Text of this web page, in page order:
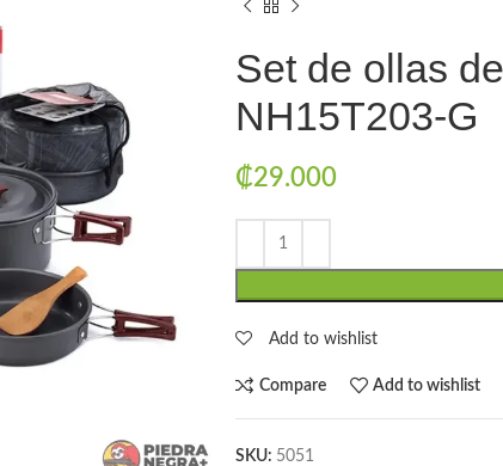
Set de ollas
NH15T203-G
₡29.000
Add to wishlist
Compare Add to wishlist
SKU: 5051